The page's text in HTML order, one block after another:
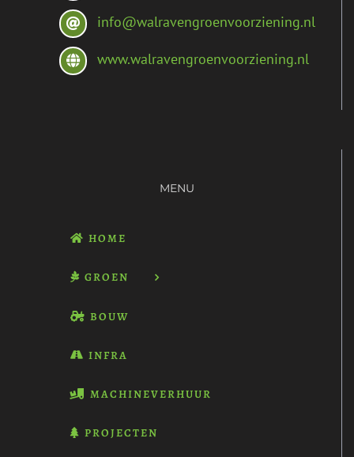
info@walravengroenvoorziening.nl
www.walravengroenvoorziening.nl
MENU
HOME
GROEN
BOUW
INFRA
MACHINEVERHUUR
PROJECTEN